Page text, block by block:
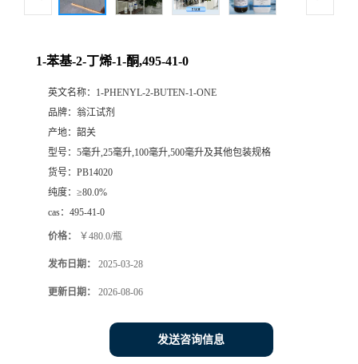
1-苯基-2-丁烯-1-酮,495-41-0
英文名称： 1-PHENYL-2-BUTEN-1-ONE
品牌： 翁江试剂
产地： 韶关
型号： 5毫升,25毫升,100毫升,500毫升及其他包装规格
货号： PB14020
纯度： ≥80.0%
cas： 495-41-0
价格： ￥480.0/瓶
发布日期： 2025-03-28
更新日期： 2026-08-06
发送咨询信息